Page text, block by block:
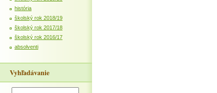
história
školský rok 2018/19
školský rok 2017/18
školský rok 2016/17
absolventi
Vyhľadávanie